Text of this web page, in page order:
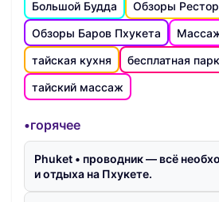
Большой Будда
Обзоры
Обзоры Баров Пхукета
тайская кухня
бесплатная
тайский массаж
•горячее
Phuket • проводник — всё
и отдыха на Пхукете.